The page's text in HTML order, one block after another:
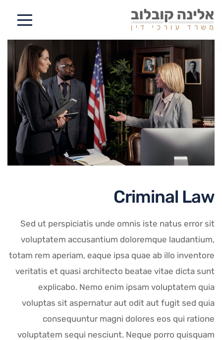
Criminal Law
Sed ut perspiciatis unde omnis iste natus error sit
voluptatem accusantium doloremque laudantium,
totam rem aperiam, eaque ipsa quae ab illo inventore
veritatis et quasi architecto beatae vitae dicta sunt
explicabo. Nemo enim ipsam voluptatem quia
voluptas sit aspernatur aut odit aut fugit sed quia
consequuntur magni dolores eos qui ratione
voluptatem sequi nesciunt. Neque porro quisquam